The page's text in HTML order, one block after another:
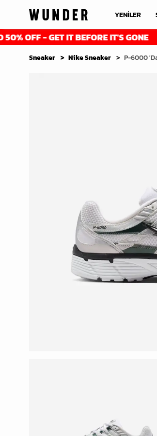
YENİLER
- GET IT BEFORE IT'S GONE
Sneaker Nike Sneaker P-6000